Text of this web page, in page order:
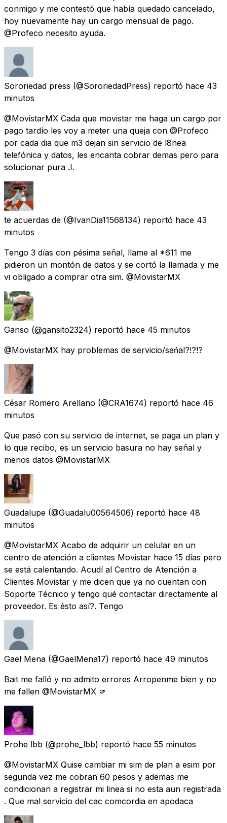
conmigo y me contestó que había quedado cancelado,
hoy nuevamente hay un cargo mensual de pago.
@Profeco necesito ayuda.
Sororiedad press (@SororiedadPress) reportó hace 43
minutos
@MovistarMX Cada que movistar me haga un cargo por
pago tardío les voy a meter una queja con @Profeco
por cada dia que m3 dejan sin servicio de l8nea
telefónica y datos, les encanta cobrar demas pero para
solucionar pura .I.
te acuerdas de (@IvanDia11568134) reportó hace 43
minutos
Tengo 3 días con pésima señal, llame al *611 me
pidieron un montón de datos y se cortó la llamada y me
vi obligado a comprar otra sim. @MovistarMX
Ganso (@gansito2324) reportó hace 45 minutos
@MovistarMX hay problemas de servicio/seńal?!?!?
César Romero Arellano (@CRA1674) reportó hace 46
minutos
Que pasó con su servicio de internet, se paga un plan y
lo que recibo, es un servicio basura no hay señal y
menos datos @MovistarMX
Guadalupe (@Guadalu00564506) reportó hace 48
minutos
@MovistarMX Acabo de adquirir un celular en un
centro de atención a clientes Movistar hace 15 días pero
se está calentando. Acudí al Centro de Atención a
Clientes Movistar y me dicen que ya no cuentan con
Soporte Técnico y tengo qué contactar directamente al
proveedor. Es ésto así?. Tengo
Gael Mena (@GaelMena17) reportó hace 49 minutos
Bait me falló y no admito errores Arropenme bien y no
me fallen @MovistarMX 🫵
Prohe lbb (@prohe_lbb) reportó hace 55 minutos
@MovistarMX Quise cambiar mi sim de plan a esim por
segunda vez me cobran 60 pesos y ademas me
condicionan a registrar mi linea si no esta aun registrada
. Que mal servicio del cac comcordia en apodaca